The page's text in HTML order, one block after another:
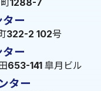
1288-7
ー
322-2 102号
ー
653-141 皐月ビル
ター